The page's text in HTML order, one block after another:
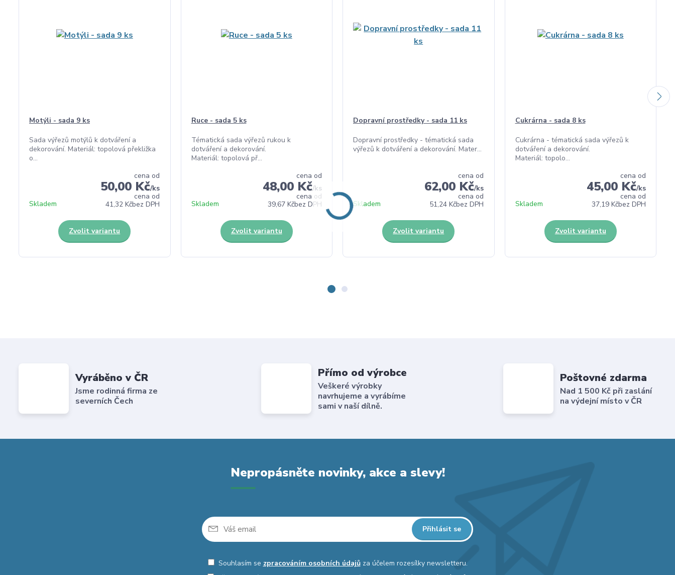
Motýli - sada 9 ks
Sada výřezů motýlů k dotváření a
dekorování. Materiál: topolová překližka
o...
cena od
50,00 Kč/ks
cena od
41,32 Kčbez DPH
Skladem
Zvolit variantu
Ruce - sada 5 ks
Tématická sada výřezů rukou k
dotváření a dekorování.
Materiál: topolová př...
cena od
48,00 Kč/ks
cena od
39,67 Kčbez DPH
Skladem
Zvolit variantu
Dopravní prostředky - sada 11 ks
Dopravní prostředky - tématická sada
výřezů k dotváření a dekorování. Mater...
cena od
62,00 Kč/ks
cena od
51,24 Kčbez DPH
Skladem
Zvolit variantu
Cukrárna - sada 8 ks
Cukrárna - tématická sada výřezů k
dotváření a dekorování.
Materiál: topolo...
cena od
45,00 Kč/ks
cena od
37,19 Kčbez DPH
Skladem
Zvolit variantu
Vyráběno v ČR
Jsme rodinná firma ze
severních Čech
Přímo od výrobce
Veškeré výrobky
navrhujeme a vyrábíme
sami v naší dílně.
Poštovné zdarma
Nad 1 500 Kč při zaslání
na výdejní místo v ČR
Nepropásněte novinky, akce a slevy!
Přihlásit se
Souhlasím se zpracováním osobních údajůza účelem rozesílky newsletteru.